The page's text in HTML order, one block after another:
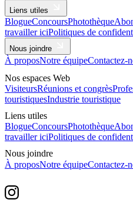
Liens utiles
BlogueConcoursPhotothèque
travailler iciPolitiques de
Nous joindre
À proposNotre équipeContactez-
Nos espaces Web
VisiteursRéunions et congrès
touristiquesIndustrie touristique
Liens utiles
BlogueConcoursPhotothèque
travailler iciPolitiques de
Nous joindre
À proposNotre équipeContactez-